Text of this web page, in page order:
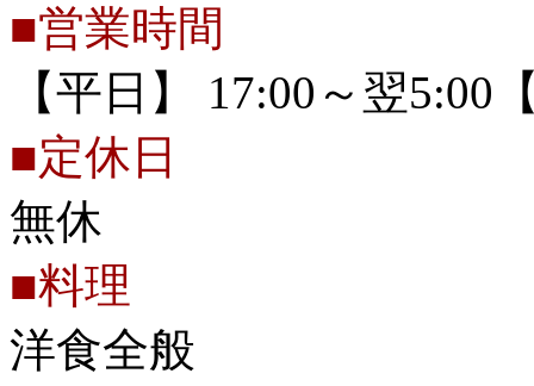
■営業時間
【平日】 17:00～翌5:00
■定休日
無休
■料理
洋食全般